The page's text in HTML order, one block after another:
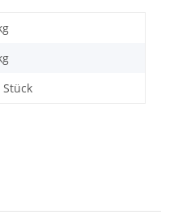
Stück